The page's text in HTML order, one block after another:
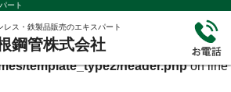
$cf_description in
sekinekokan.co.jp/public_html/wordp
template_type2/header.phpon line
ート
レス・鉄製品販売のエキスパート
鋼管株式会社